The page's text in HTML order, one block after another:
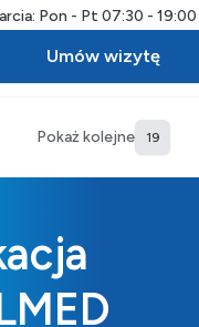
Pon - Pt 07:30 - 19:00
Umów wizytę
Pokaż kolejne 19